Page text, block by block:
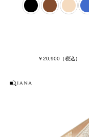
￥20,900 （税込）